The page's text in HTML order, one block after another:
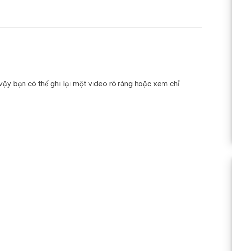
bạn có thể ghi lại một video rõ ràng hoặc xem chỉ